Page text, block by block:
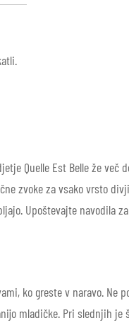
Quelle Est Belle že
zvoke za vsako vrsto
Upoštevajte navodila
ko greste v naravo.
mladičke. Pri slednjih